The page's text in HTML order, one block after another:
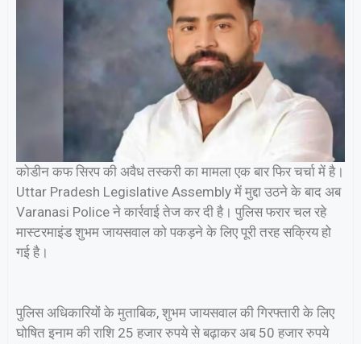
कोडीन कफ सिरप की अवैध तस्करी का मामला एक बार फिर चर्चा में है।
Uttar Pradesh Legislative Assembly में मुद्दा उठने के बाद अब
Varanasi Police ने कार्रवाई तेज कर दी है। पुलिस फरार चल रहे
मास्टरमाइंड शुभम जायसवाल को पकड़ने के लिए पूरी तरह सक्रिय हो
गई है।
पुलिस अधिकारियों के मुताबिक, शुभम जायसवाल की गिरफ्तारी के लिए
घोषित इनाम की राशि 25 हजार रुपये से बढ़ाकर अब 50 हजार रुपये